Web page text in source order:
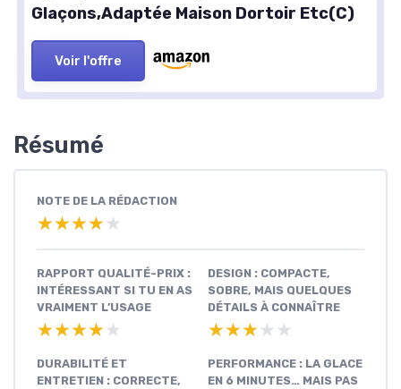
Glaçons,Adaptée Maison Dortoir Etc(C)
Voir l'offre
Résumé
NOTE DE LA RÉDACTION
★★★★★
★★★★★
RAPPORT QUALITÉ-PRIX :
INTÉRESSANT SI TU EN AS
VRAIMENT L’USAGE
★★★★★
★★★★★
DESIGN : COMPACTE,
SOBRE, MAIS QUELQUES
DÉTAILS À CONNAÎTRE
★★★★★
★★★★★
DURABILITÉ ET
ENTRETIEN : CORRECTE,
PERFORMANCE : LA GLACE
EN 6 MINUTES… MAIS PAS